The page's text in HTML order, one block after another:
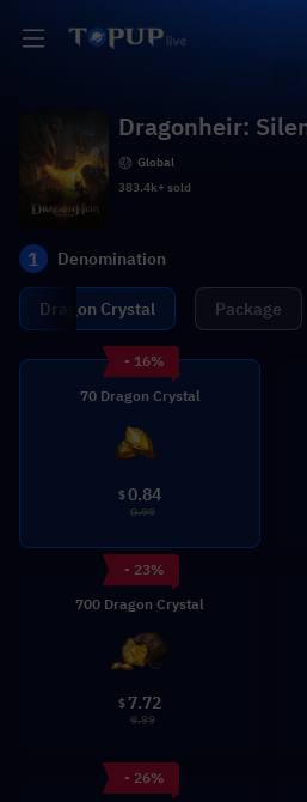
Dragonheir:
Global
383.4k+ sold
1 Denomination
Dragon Crystal Package
- 16%
70 Dragon Crystal
$0.84
0.99
- 23%
700 Dragon Crystal
$ 7.72
9.99
- 26%